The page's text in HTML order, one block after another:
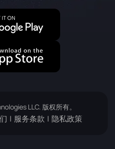
LLC. 版权所有。
服务条款 隐私政策